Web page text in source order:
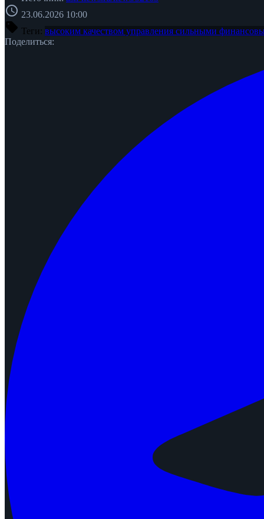
schedule 23.06.2026 10:00
sell Теги: высоким качеством управления сильными
Поделиться: